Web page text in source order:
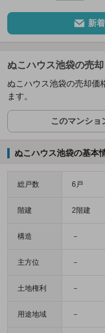
新
ぬこハウス池袋の売
ぬこハウス池袋の売却価
ます。
このマンショ
ぬこハウス池袋の基本
総戸数 6戸
階建 2階建
構造 －
主方位 －
土地権利 －
用途地域 －